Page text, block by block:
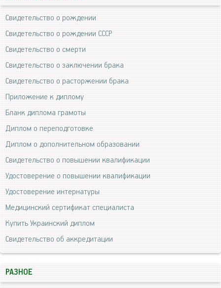
Свидетельство о рождении
Свидетельство о рождении СССР
Свидетельство о смерти
Свидетельство о заключении брака
Свидетельство о расторжении брака
Приложение к диплому
Бланк диплома грамоты
Диплом о переподготовке
Диплом о дополнительном образовании
Свидетельство о повышении квалификации
Удостоверение о повышении квалификации
Удостоверение интернатуры
Медицинский сертификат специалиста
Купить Украинский диплом
Свидетельство об аккредитации
РАЗНОЕ